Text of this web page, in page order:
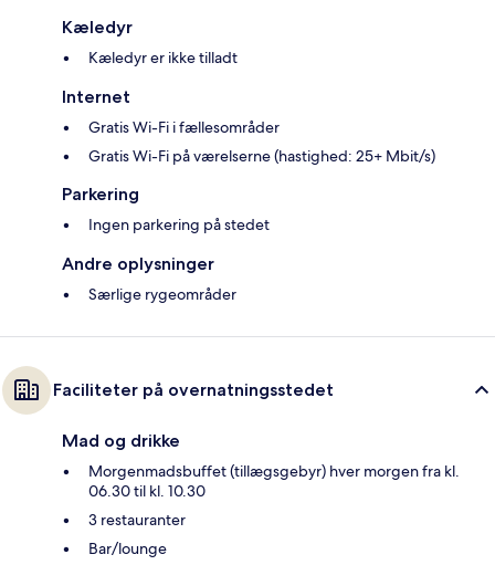
Kæledyr
Kæledyr er ikke tilladt
Internet
Gratis Wi-Fi i fællesområder
Gratis Wi-Fi på værelserne (hastighed: 25+ Mbit/s)
Parkering
Ingen parkering på stedet
Andre oplysninger
Særlige rygeområder
Faciliteter på overnatningsstedet
Mad og drikke
Morgenmadsbuffet (tillægsgebyr) hver morgen fra kl.
06.30 til kl. 10.30
3 restauranter
Bar/lounge